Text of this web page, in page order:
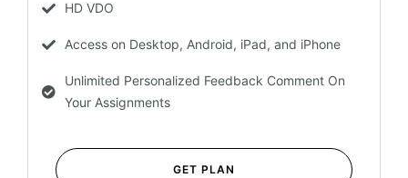
HD VDO
Access on Desktop, Android, iPad, and iPhone
Unlimited Personalized Feedback Comment On
Your Assignments
GET PLAN